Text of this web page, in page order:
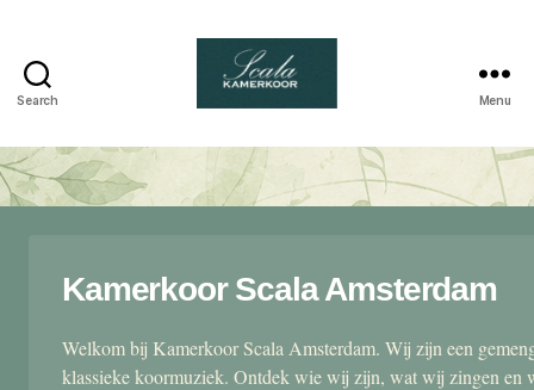
Search
kamerkoor
Menu
Kamerkoor Scala Amsterdam
Welkom bij Kamerkoor Scala Amsterdam. Wij zijn een
klassieke koormuziek. Ontdek wie wij zijn, wat wij zingen en